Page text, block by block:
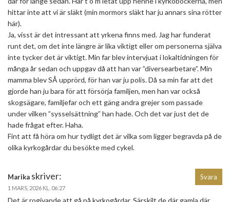
hittar inte att vi är släkt (min mormors släkt har ju annars sina rötter
här).
Ja, visst är det intressant att yrkena finns med. Jag har funderat
runt det, om det inte längre är lika viktigt eller om personerna själva
inte tycker det är viktigt. Min far blev intervjuat i lokaltidningen för
många år sedan och uppgav då att han var ”diversearbetare”. Min
mamma blev SÅ upprörd, för han var ju polis. Då sa min far att det
gjorde han ju bara för att försörja familjen, men han var också
skogsägare, familjefar och ett gäng andra grejer som passade
under vilken ”sysselsättning” han hade. Och det var just det de
hade frågat efter. Haha.
Fint att få höra om hur tydligt det är vilka som ligger begravda på de
olika kyrkogårdar du besökte med cykel.
Marika skriver:
1 MARS, 2026 KL. 06:27
Svara